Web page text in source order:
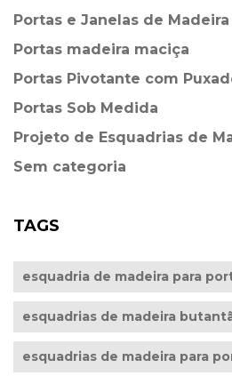
Portas e Janelas de Madeira
Portas madeira maciça
Portas Pivotante com
Portas Sob Medida
Projeto de Esquadrias de
Sem categoria
TAGS
esquadria de madeira para
esquadrias de madeira
esquadrias de madeira para